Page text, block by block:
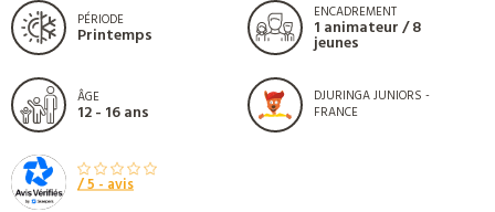
PÉRIODE
Printemps
ENCADREMENT
1 animateur / 8
jeunes
ÂGE
12 - 16 ans
DJURINGA JUNIORS -
FRANCE
/ 5 -avis